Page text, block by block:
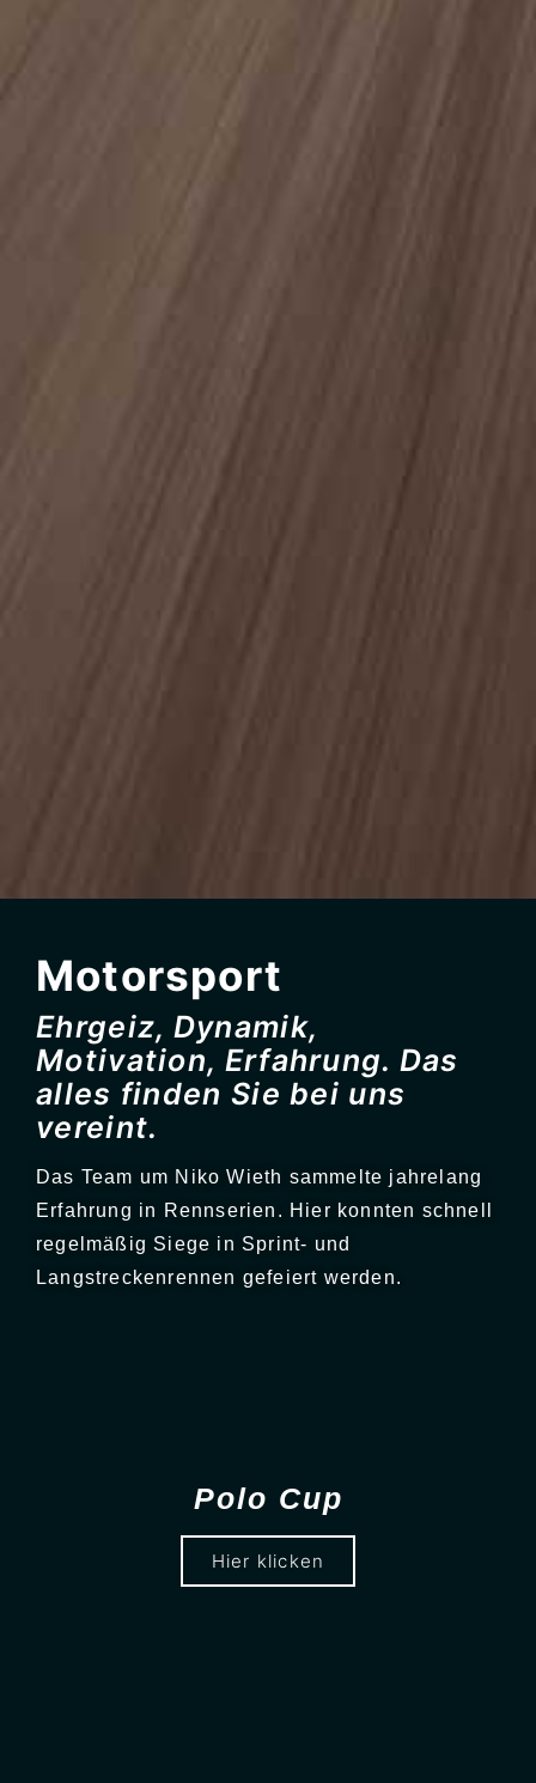
Motorsport
Ehrgeiz, Dynamik,
Motivation, Erfahrung. Das
alles finden Sie bei uns
vereint.
Das Team um Niko Wieth sammelte jahrelang
Erfahrung in Rennserien. Hier konnten schnell
regelmäßig Siege in Sprint- und
Langstreckenrennen gefeiert werden.
Polo Cup
Hier klicken